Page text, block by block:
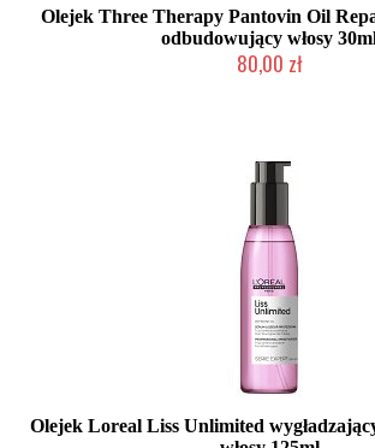
Olejek Three Therapy Pantovin Oil
odbudowujący włosy
80,00 zł
Olejek Loreal Liss Unlimited